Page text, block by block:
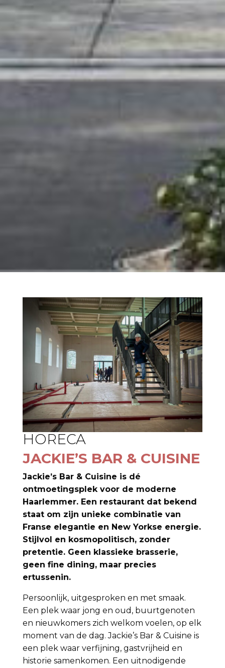
HORECA
JACKIE’S BAR & CUISINE
Jackie’s Bar & Cuisine is dé
ontmoetingsplek voor de moderne
Haarlemmer. Een restaurant dat bekend
staat om zijn unieke combinatie van
Franse elegantie en New Yorkse energie.
Stijlvol en kosmopolitisch, zonder
pretentie. Geen klassieke brasserie,
geen fine dining, maar precies
ertussenin.
Persoonlijk, uitgesproken en met smaak.
Een plek waar jong en oud, buurtgenoten
en nieuwkomers zich welkom voelen, op elk
moment van de dag. Jackie’s Bar & Cuisine is
een plek waar verfijning, gastvrijheid en
historie samenkomen. Een uitnodigende